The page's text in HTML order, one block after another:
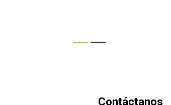
Contáctanos